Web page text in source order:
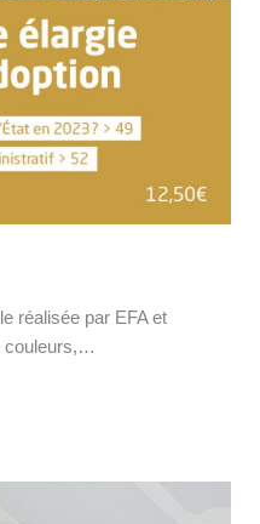
réalisée par EFA et
couleurs,…